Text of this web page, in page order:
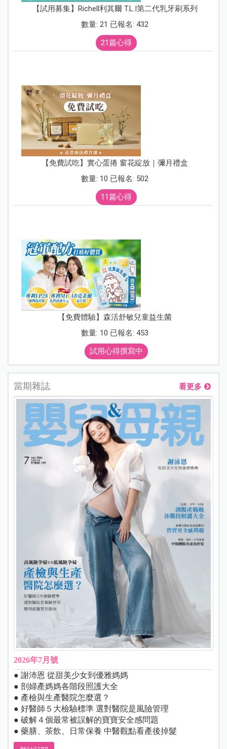
【試用募集】Richell利其爾 T.L.I第二代乳牙刷系列
數量: 21 已報名: 432
21篇心得
【免費試吃】實心蛋捲 窗花綻放｜彌月禮盒
數量: 10 已報名: 502
11篇心得
【免費體驗】森活舒敏兒童益生菌
數量: 10 已報名: 453
試用心得撰寫中
當期雜誌 看更多
2026年7月號
● 謝沛恩 從甜美少女到優雅媽媽
● 剖婦產媽媽各階段照護大全
● 產檢與生產醫院怎麼選？
● 好醫師５大檢驗標準 選對醫院是風險管理
● 破解４個最常被誤解的寶寶安全感問題
● 藥膳、茶飲、日常保養 中醫觀點看產後掉髮